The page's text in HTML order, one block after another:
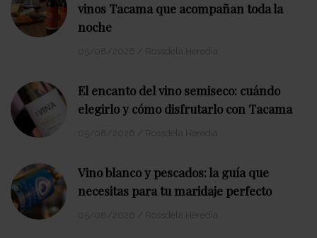
vinos Tacama que acompañan toda la
noche
El encanto del vino semiseco: cuándo
elegirlo y cómo disfrutarlo con Tacama
Vino blanco y pescados: la guía que
necesitas para tu maridaje perfecto